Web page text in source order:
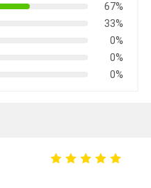
67%
33%
0%
0%
0%